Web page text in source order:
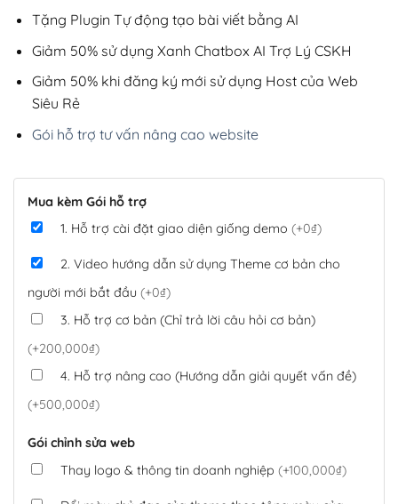
Tặng Plugin Tự động tạo bài viết bằng AI
Giảm 50% sử dụng Xanh Chatbox AI Trợ Lý CSKH
Giảm 50% khi đăng ký mới sử dụng Host của Web
Siêu Rẻ
Gói hỗ trợ tư vấn nâng cao website
Mua kèm Gói hỗ trợ
1. Hỗ trợ cài đặt giao diện giống demo (+0₫)
2. Video hướng dẫn sử dụng Theme cơ bản cho
người mới bắt đầu (+0₫)
3. Hỗ trợ cơ bản (Chỉ trả lời câu hỏi cơ bản)
(+200,000₫)
4. Hỗ trợ nâng cao (Hướng dẫn giải quyết vấn đề)
(+500,000₫)
Gói chỉnh sửa web
Thay logo & thông tin doanh nghiệp (+100,000₫)